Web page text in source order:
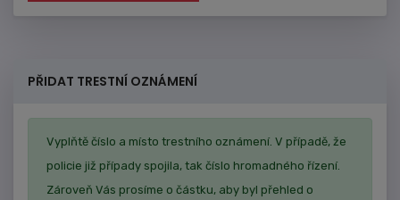
PŘIDAT TRESTNÍ OZNÁMENÍ
Vyplňtě číslo a místo trestního oznámení. V případě, že
policie již případy spojila, tak číslo hromadného řízení.
Zároveň Vás prosíme o částku, aby byl přehled o